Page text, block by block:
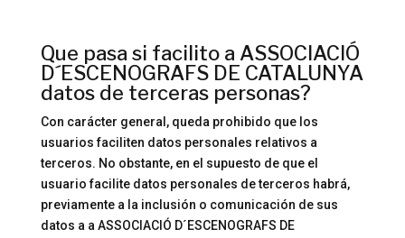
Que pasa si facilito a ASSOCIACIÓ
D´ESCENOGRAFS DE CATALUNYA
datos de terceras personas?
Con carácter general, queda prohibido que los
usuarios faciliten datos personales relativos a
terceros. No obstante, en el supuesto de que el
usuario facilite datos personales de terceros habrá,
previamente a la inclusión o comunicación de sus
datos a a ASSOCIACIÓ D´ESCENOGRAFS DE